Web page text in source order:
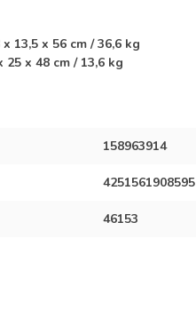
13,5 x 56 cm / 36,6 kg
x 48 cm / 13,6 kg
158963914
4251561908595
46153